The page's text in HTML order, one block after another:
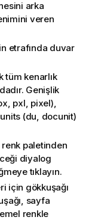
arka
veren
etrafında duvar
tüm kenarlık
Genişlik
pxl, pixel),
(du, docunit)
renk paletinden
diyalog
tıklayın.
için gökkuşağı
sayfa
renkle